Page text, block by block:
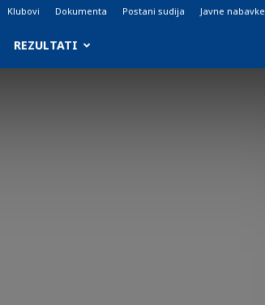
Klubovi Dokumenta Postani sudija Javne nabavke
REZULTATI